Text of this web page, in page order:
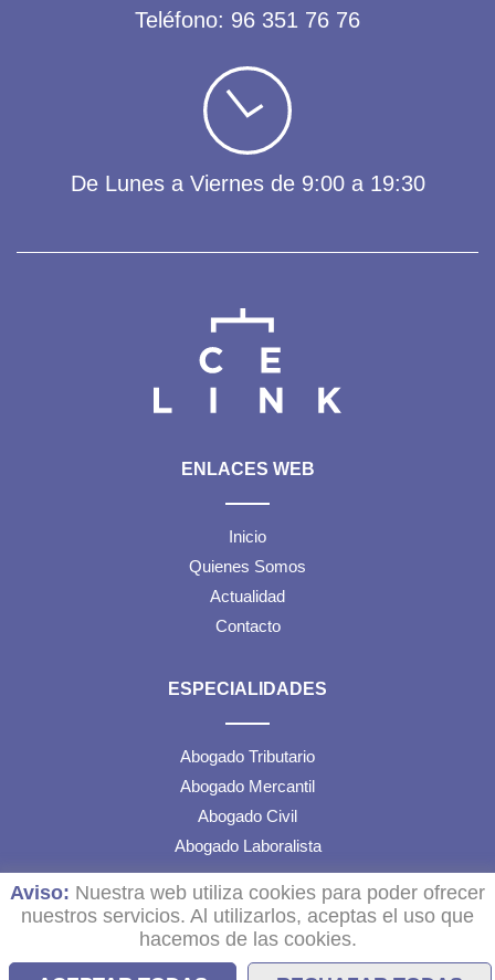
Aviso: Nuestra web utiliza cookies para poder ofrecer
nuestros servicios. Al utilizarlos, aceptas el uso que
hacemos de las cookies.
Teléfono: 96 351 76 76
De Lunes a Viernes de 9:00 a 19:30
ENLACES WEB
Inicio
Quienes Somos
Actualidad
Contacto
ESPECIALIDADES
Abogado Tributario
Abogado Mercantil
Abogado Civil
Abogado Laboralista
TEXTOS LEGALES
Aviso Legal